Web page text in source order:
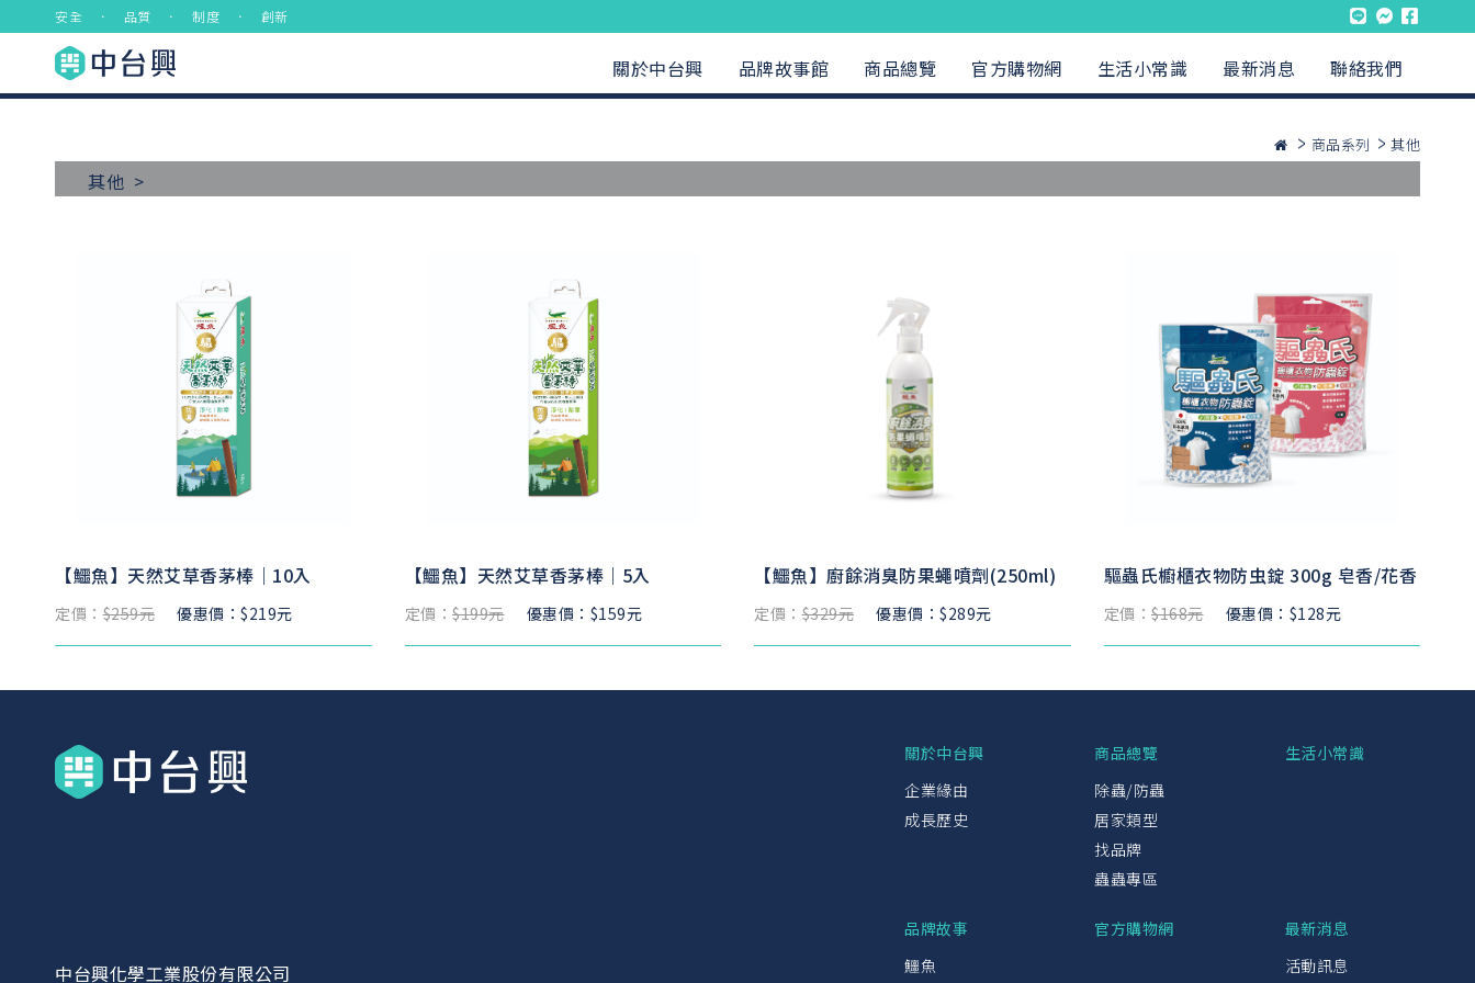
安全 ． 品質 ． 制度 ． 創新
關於中台興 品牌故事館 商品總覽 官方購物網 生活小常識 最新消息 聯絡我們
商品系列 其他
其他 >
【鱷魚】天然艾草香茅棒｜10入
定價：$259元 優惠價：$219元
【鱷魚】天然艾草香茅棒｜5入
定價： $199元 優惠價：$159元
【鱷魚】廚餘消臭防果蠅噴劑(250ml)
定價：$329元 優惠價：$289元
驅蟲氏櫥櫃衣物防虫錠 300g 皂香/花香
定價： $168元 優惠價：$128元
中台興化學工業股份有限公司
關於中台興
企業緣由
成長歷史
商品總覽
除蟲/防蟲
居家類型
找品牌
蟲蟲專區
生活小常識
品牌故事
鱷魚
官方購物網
最新消息
活動訊息